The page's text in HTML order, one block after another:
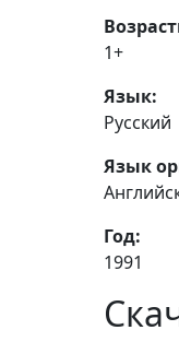
1+
Язык:
Русский
Язык
Год:
1991